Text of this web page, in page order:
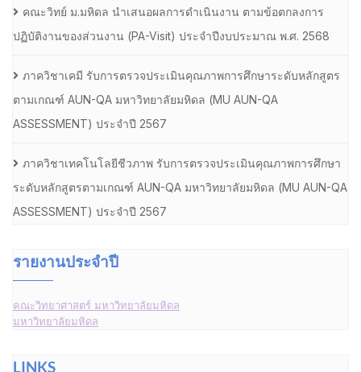
คณะวิทย์ ม.มหิดล นำเสนอผลการดำเนินงาน ตามข้อตกลงการ
ปฏิบัติงานของส่วนงาน (PA-Visit) ประจำปีงบประมาณ พ.ศ. 2568
ภาควิชาเคมี รับการตรวจประเมินคุณภาพการศึกษาระดับหลักสูตร
ตามเกณฑ์ AUN-QA มหาวิทยาลัยมหิดล (MU AUN-QA
ASSESSMENT) ประจำปี 2567
ภาควิชาเทคโนโลยีชีวภาพ รับการตรวจประเมินคุณภาพการศึกษา
ระดับหลักสูตรตามเกณฑ์ AUN-QA มหาวิทยาลัยมหิดล (MU AUN-QA
ASSESSMENT) ประจำปี 2567
รายงานประจำปี
คณะวิทยาศาสตร์ มหาวิทยาลัยมหิดล
มหาวิทยาลัยมหิดล
LINKS